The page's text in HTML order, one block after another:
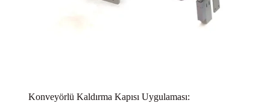
Konveyörlü Kaldırma Kapısı Uygulaması: